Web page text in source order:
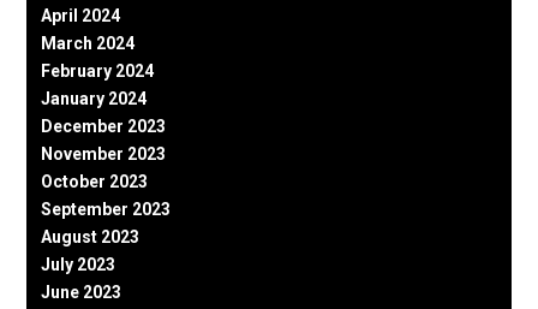
April 2024
March 2024
February 2024
January 2024
December 2023
November 2023
October 2023
September 2023
August 2023
July 2023
June 2023